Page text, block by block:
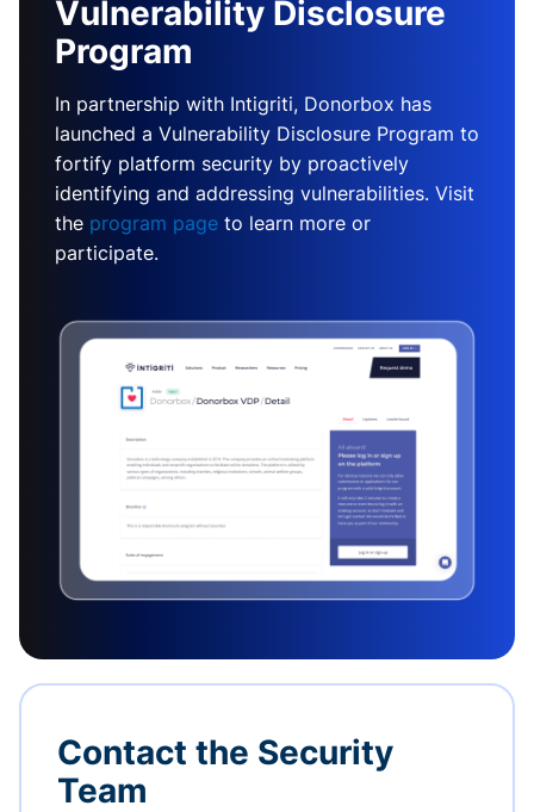
Vulnerability Disclosure
Program
In partnership with Intigriti, Donorbox has
launched a Vulnerability Disclosure Program to
fortify platform security by proactively
identifying and addressing vulnerabilities. Visit
the program page to learn more or
participate.
Contact the Security
Team